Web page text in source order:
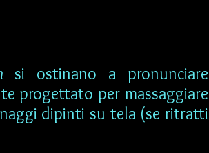
si ostinano a pronunciare
progettato per massaggiare
dipinti su tela (se ritratti